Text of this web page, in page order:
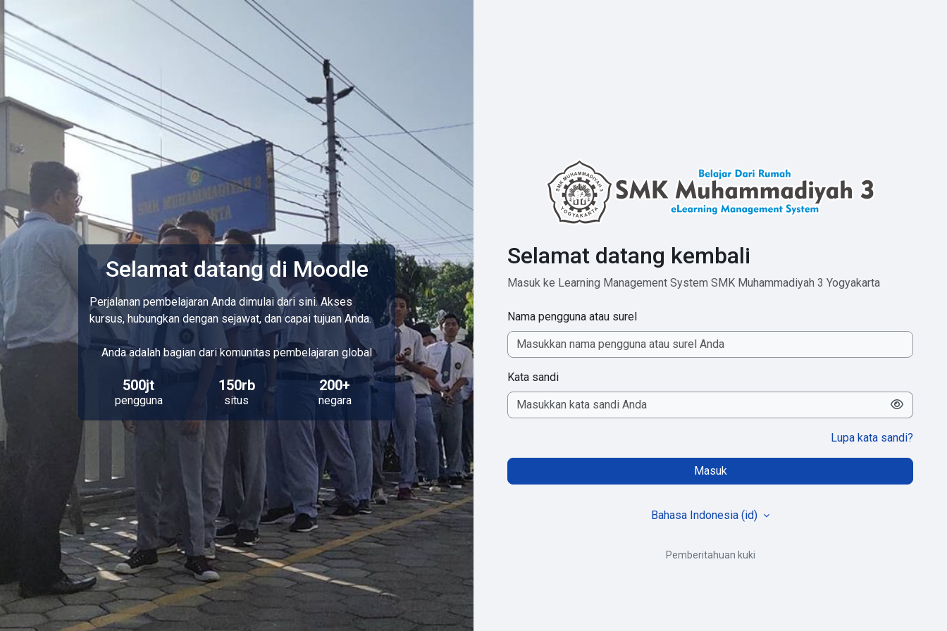
Lewati ke konten utama
Selamat datang di Moodle
Perjalanan pembelajaran Anda dimulai dari sini. Akses
kursus, hubungkan dengan sejawat, dan capai tujuan Anda.
Anda adalah bagian dari komunitas pembelajaran global
500jt
pengguna
150rb
situs
200+
negara
Selamat datang kembali
Masuk ke Learning Management System SMK Muhammadiyah 3 Yogyakarta
Nama pengguna atau surel
Kata sandi
Lupa kata sandi?
Masuk
Bahasa Indonesia ‎(id)‎
Pemberitahuan kuki